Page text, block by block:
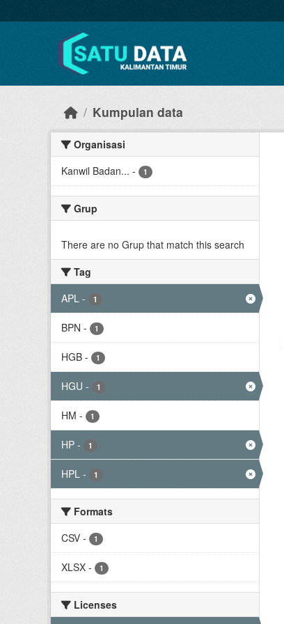
Kumpulan data
Organisasi
Kanwil Badan... - 1
Grup
There are no Grup that match this search
Tag
APL - 1
BPN - 1
HGB - 1
HGU - 1
HM - 1
HP - 1
HPL - 1
Formats
CSV - 1
XLSX - 1
Licenses